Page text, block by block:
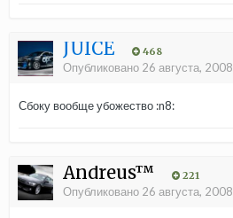
JUICE 468
Опубликовано 26 августа, 2008
Сбоку вообще убожество :n8:
Andreus™ 221
Опубликовано 26 августа, 2008